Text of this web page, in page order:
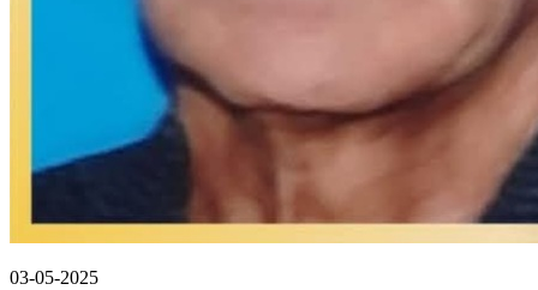
03-05-2025